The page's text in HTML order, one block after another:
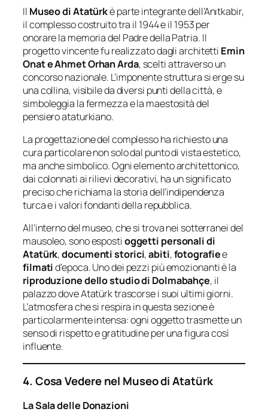
Il Museo di Atatürkè parte integrante dell’Anıtkabir,
il complesso costruito tra il 1944 e il 1953 per
onorare la memoria del Padre della Patria. Il
progetto vincente fu realizzato dagli architetti Emin
Onat e Ahmet Orhan Arda, scelti attraverso un
concorso nazionale. L’imponente struttura si erge su
una collina, visibile da diversi punti della città, e
simboleggia la fermezza e la maestosità del
pensiero ataturkiano.
La progettazione del complesso ha richiesto una
cura particolare non solo dal punto di vista estetico,
ma anche simbolico. Ogni elemento architettonico,
dai colonnati ai rilievi decorativi, ha un significato
preciso che richiama la storia dell’indipendenza
turca e i valori fondanti della repubblica.
All’interno del museo, che si trova nei sotterranei del
mausoleo, sono espostioggetti personali di
Atatürk,documenti storici,abiti,fotografiee
filmatid’epoca. Uno dei pezzi più emozionanti è la
riproduzione dello studio di Dolmabahçe, il
palazzo dove Atatürk trascorse i suoi ultimi giorni.
L’atmosfera che si respira in questa sezione è
particolarmente intensa: ogni oggetto trasmette un
senso di rispetto e gratitudine per una figura così
influente.
4. Cosa Vedere nel Museo di Atatürk
La Sala delle Donazioni